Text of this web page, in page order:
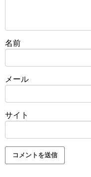
名前
メール
サイト